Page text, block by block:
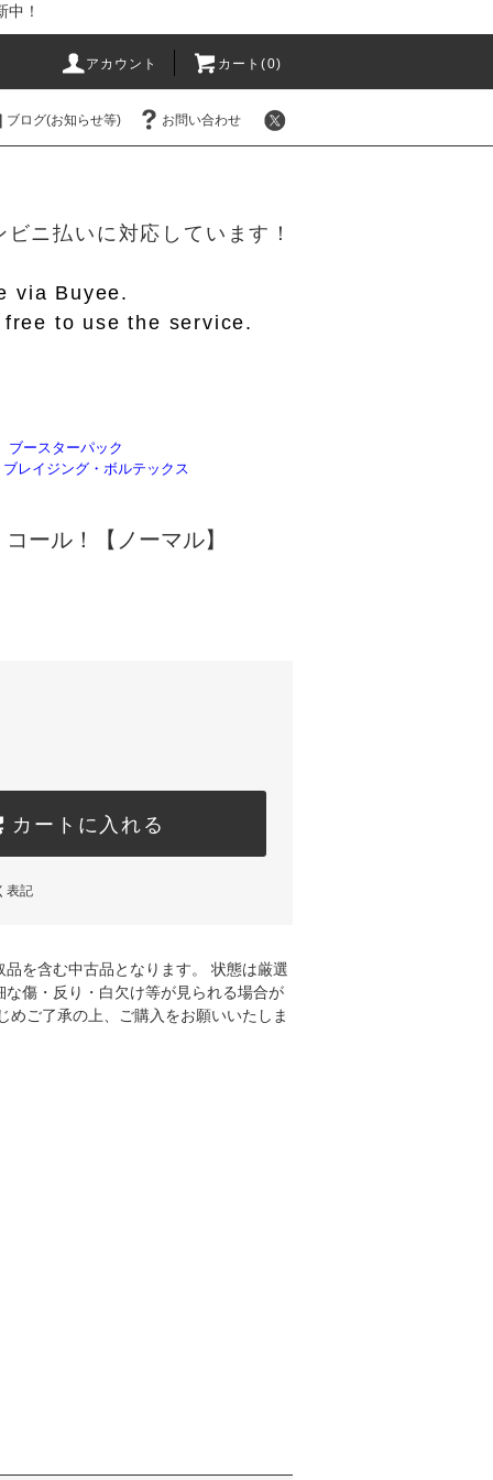
！
アカウント カート(0)
ブログ(お知らせ等) お問い合わせ
ニ払いに対応しています！
via Buyee.
to use the service.
ブースターパック
レイジング・ボルテックス
ール！【ノーマル】
カートに入れる
表記
を含む中古品となります。 状態は厳選
な傷・反り・白欠け等が見られる場合が
めご了承の上、ご購入をお願いいたしま